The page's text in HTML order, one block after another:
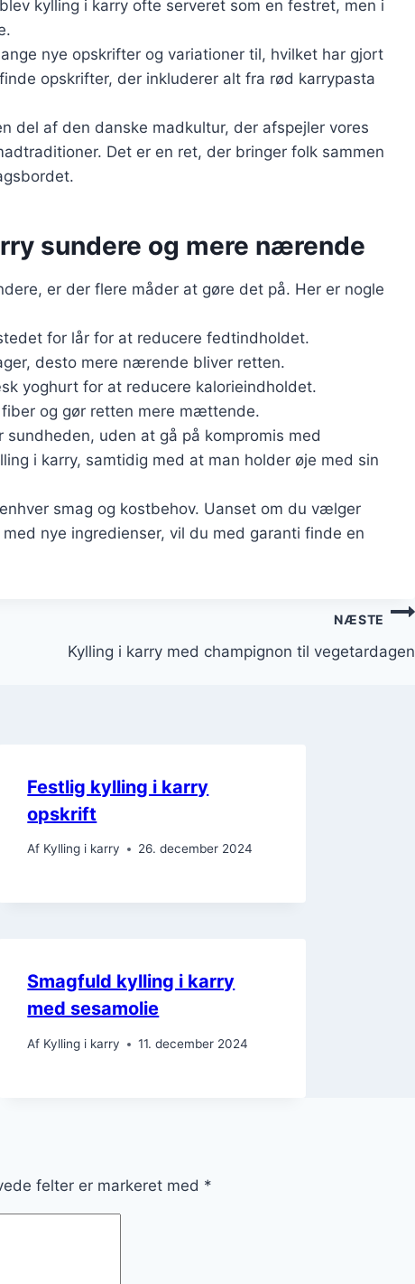
kylling i karry ofte serveret som en festret, men i
nye opskrifter og variationer til, hvilket har gjort
opskrifter, der inkluderer alt fra rød karrypasta
del af den danske madkultur, der afspejler vores
Det er en ret, der bringer folk sammen
sundere og mere nærende
er der flere måder at gøre det på. Her er nogle
for lår for at reducere fedtindholdet.
desto mere nærende bliver retten.
yoghurt for at reducere kalorieindholdet.
og gør retten mere mættende.
uden at gå på kompromis med
i karry, samtidig med at man holder øje med sin
smag og kostbehov. Uanset om du vælger
nye ingredienser, vil du med garanti finde en
NÆSTE
Kylling i karry med champignon til vegetardagen
Festlig kylling i karry
opskrift
Af Kylling i karry 26. december 2024
Smagfuld kylling i karry
med sesamolie
Af Kylling i karry 11. december 2024
felter er markeret med *